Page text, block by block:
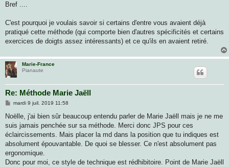
Bref ....
C'est pourquoi je voulais savoir si certains d'entre vous avaient déjà
pratiqué cette méthode (qui comporte bien d'autres spécificités et certains
exercices de doigts assez intéressants) et ce qu'ils en avaient retiré.
Marie-France
Pianaute
Re: Méthode Marie Jaëll
M
s
a
g
mardi 9 juil. 2019 11:58
Noëlle, j'ai bien sûr beaucoup entendu parler de Marie Jaëll mais je ne me
suis jamais penchée sur sa méthode. Merci donc JPS pour ces
éclaircissements. Mais placer la md dans la position que tu indiques est
absolument épouvantable. De quoi se blesser. Ce n'est absolument pas
ergonomique.
Donc pour moi, ce style de technique est rédhibitoire. Point de Marie Jaëll